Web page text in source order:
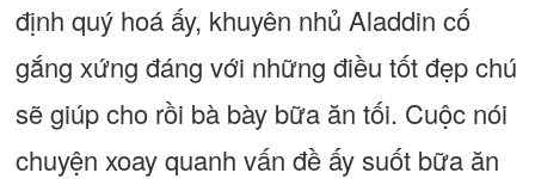
định quý hoá ấy, khuyên nhủ Aladdin cố
gắng xứng đáng với những điều tốt đẹp chú
sẽ giúp cho rồi bà bày bữa ăn tối. Cuộc nói
chuyện xoay quanh vấn đề ấy suốt bữa ăn